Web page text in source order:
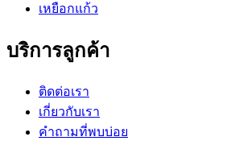
เหยือกแก้ว
บริการลูกค้า
ติดต่อเรา
เกี่ยวกับเรา
คำถามที่พบบ่อย